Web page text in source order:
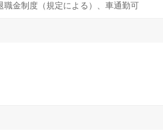
金制度（規定による）、車通勤可